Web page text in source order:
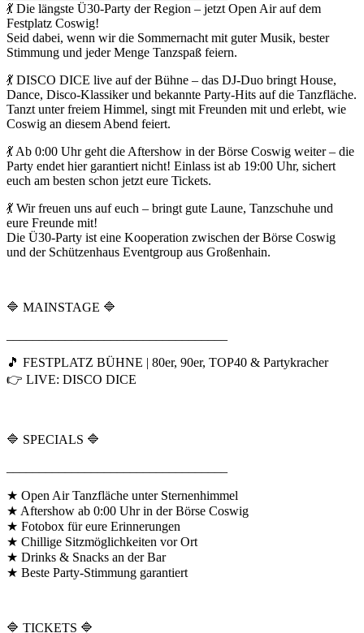
💃 Die längste Ü30-Party der Region – jetzt Open Air auf dem
Festplatz Coswig!
Seid dabei, wenn wir die Sommernacht mit guter Musik, bester
Stimmung und jeder Menge Tanzspaß feiern.
💃 DISCO DICE live auf der Bühne – das DJ-Duo bringt House,
Dance, Disco-Klassiker und bekannte Party-Hits auf die Tanzfläche.
Tanzt unter freiem Himmel, singt mit Freunden mit und erlebt, wie
Coswig an diesem Abend feiert.
💃 Ab 0:00 Uhr geht die Aftershow in der Börse Coswig weiter – die
Party endet hier garantiert nicht! Einlass ist ab 19:00 Uhr, sichert
euch am besten schon jetzt eure Tickets.
💃 Wir freuen uns auf euch – bringt gute Laune, Tanzschuhe und
eure Freunde mit!
Die Ü30-Party ist eine Kooperation zwischen der Börse Coswig
und der Schützenhaus Eventgroup aus Großenhain.
🔷 MAINSTAGE 🔷
🎵 FESTPLATZ BÜHNE | 80er, 90er, TOP40 & Partykracher
👉 LIVE: DISCO DICE
🔷 SPECIALS 🔷
★ Open Air Tanzfläche unter Sternenhimmel
★ Aftershow ab 0:00 Uhr in der Börse Coswig
★ Fotobox für eure Erinnerungen
★ Chillige Sitzmöglichkeiten vor Ort
★ Drinks & Snacks an der Bar
★ Beste Party-Stimmung garantiert
🔷 TICKETS 🔷